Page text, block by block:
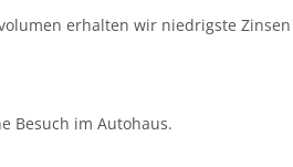
erhalten wir niedrigste
Besuch im Autohaus.